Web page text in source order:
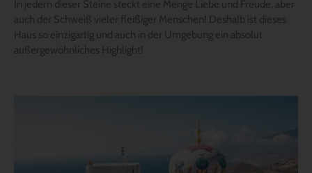
In jedem dieser Steine steckt eine Menge Liebe und Freude, aber
auch der Schweiß vieler fleißiger Menschen! Deshalb ist dieses
Haus so einzigartig und auch in der Umgebung ein absolut
außergewöhnliches Highlight!